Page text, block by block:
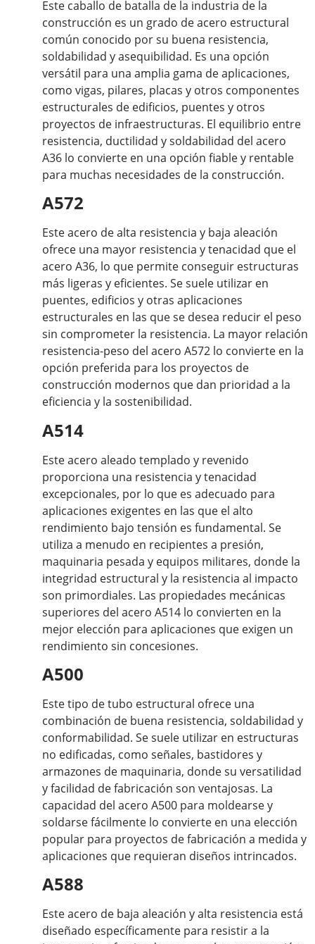
Este caballo de batalla de la industria de la
construcción es un grado de acero estructural
común conocido por su buena resistencia,
soldabilidad y asequibilidad. Es una opción
versátil para una amplia gama de aplicaciones,
como vigas, pilares, placas y otros componentes
estructurales de edificios, puentes y otros
proyectos de infraestructuras. El equilibrio entre
resistencia, ductilidad y soldabilidad del acero
A36 lo convierte en una opción fiable y rentable
para muchas necesidades de la construcción.
A572
Este acero de alta resistencia y baja aleación
ofrece una mayor resistencia y tenacidad que el
acero A36, lo que permite conseguir estructuras
más ligeras y eficientes. Se suele utilizar en
puentes, edificios y otras aplicaciones
estructurales en las que se desea reducir el peso
sin comprometer la resistencia. La mayor relación
resistencia-peso del acero A572 lo convierte en la
opción preferida para los proyectos de
construcción modernos que dan prioridad a la
eficiencia y la sostenibilidad.
A514
Este acero aleado templado y revenido
proporciona una resistencia y tenacidad
excepcionales, por lo que es adecuado para
aplicaciones exigentes en las que el alto
rendimiento bajo tensión es fundamental. Se
utiliza a menudo en recipientes a presión,
maquinaria pesada y equipos militares, donde la
integridad estructural y la resistencia al impacto
son primordiales. Las propiedades mecánicas
superiores del acero A514 lo convierten en la
mejor elección para aplicaciones que exigen un
rendimiento sin concesiones.
A500
Este tipo de tubo estructural ofrece una
combinación de buena resistencia, soldabilidad y
conformabilidad. Se suele utilizar en estructuras
no edificadas, como señales, bastidores y
armazones de maquinaria, donde su versatilidad
y facilidad de fabricación son ventajosas. La
capacidad del acero A500 para moldearse y
soldarse fácilmente lo convierte en una elección
popular para proyectos de fabricación a medida y
aplicaciones que requieran diseños intrincados.
A588
Este acero de baja aleación y alta resistencia está
diseñado específicamente para resistir a la